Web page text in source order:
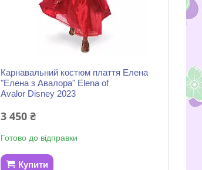
Карнавальний костюм плаття Елена
"Елена з Авалора" Elena of
Avalor Disney 2023
3 450 ₴
Готово до відправки
Купити